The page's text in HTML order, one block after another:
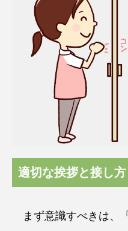
適切な挨拶と接し方
まず意識すべきは、「